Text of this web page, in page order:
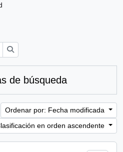
de búsqueda
Ordenar por: Fecha modificada
en orden ascendente